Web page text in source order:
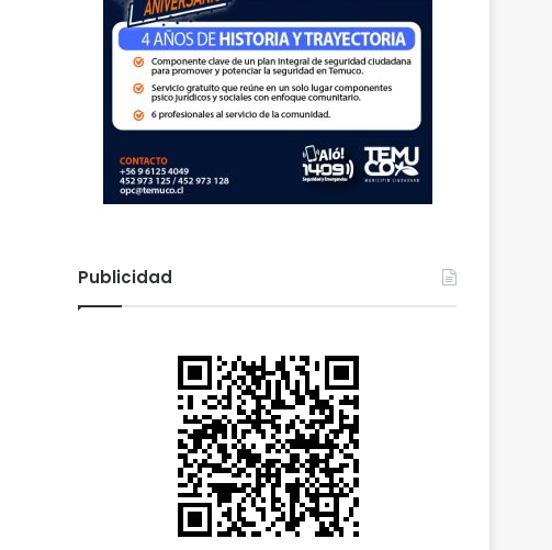
Publicidad